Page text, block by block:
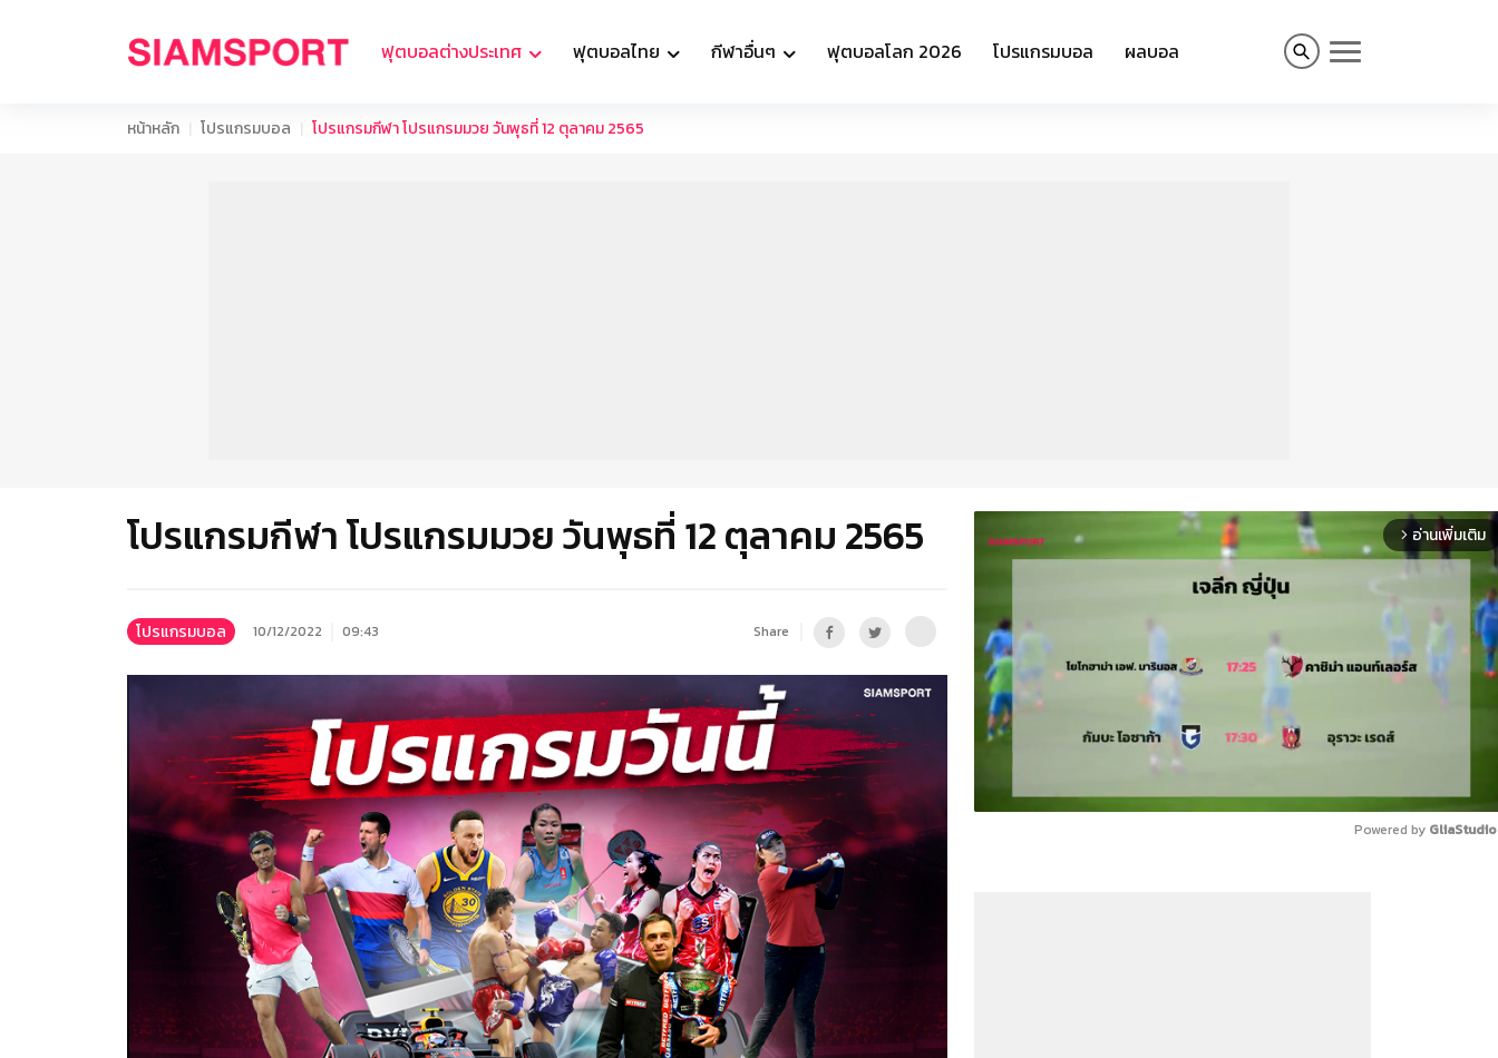
ฟุตบอลต่างประเทศ ฟุตบอลไทย กีฬาอื่นๆ ฟุตบอลโลก 2026 โปรแกรมบอล ผลบอล
หน้าหลัก โปรแกรมบอล โปรแกรมกีฬา โปรแกรมมวย วันพุธที่ 12 ตุลาคม 2565
โปรแกรมกีฬา โปรแกรมมวย วันพุธที่ 12 ตุลาคม 2565
โปรแกรมบอล 10/12/2022 09:43 Share
arrow_forward_ios อ่านเพิ่มเติม
Powered by